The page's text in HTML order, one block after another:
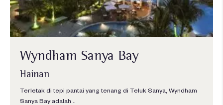
Wyndham Sanya Bay
Hainan
Terletak di tepi pantai yang tenang di Teluk Sanya, Wyndham
Sanya Bay adalah ..